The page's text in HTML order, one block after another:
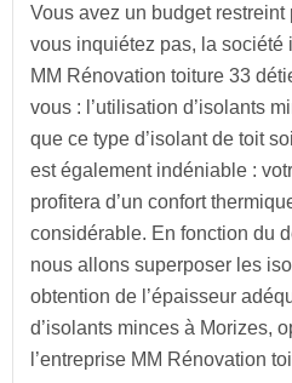
Vous avez un budget
vous inquiétez pas, la société
MM Rénovation toiture 33
vous : l’utilisation d’isolants
que ce type d’isolant de toit
est également indéniable :
profitera d’un confort
considérable. En fonction du
nous allons superposer les
obtention de l’épaisseur
d’isolants minces à Morizes,
l’entreprise MM Rénovation